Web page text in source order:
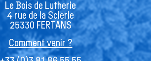
Le Bois de Lutherie
4 rue de la Scierie
25330 FERTANS
Comment venir ?